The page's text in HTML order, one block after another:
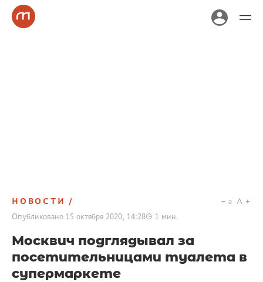
НОВОСТИ
Опубликовано 15 октября 2020, 14:28 1 мин.
a A
Москвич подглядывал за
посетительницами туалета в
супермаркете